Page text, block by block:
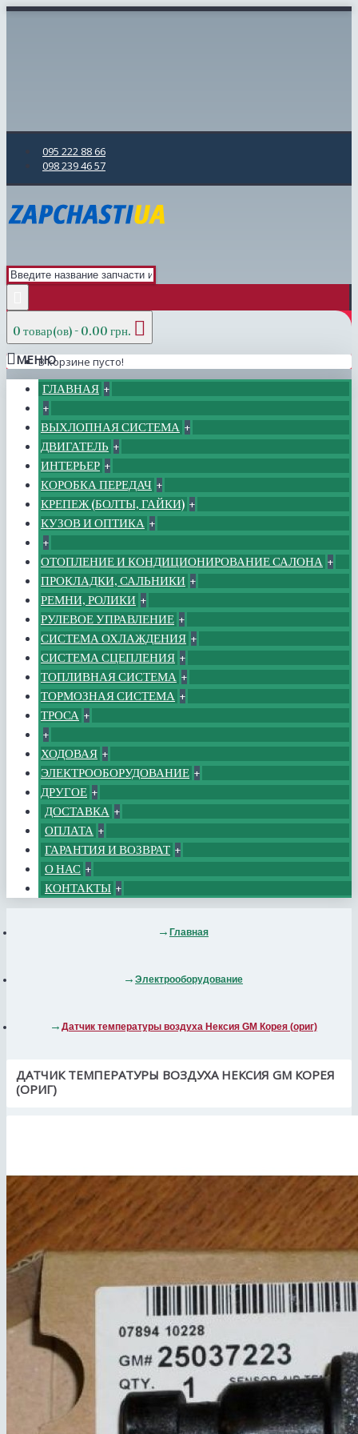
095 222 88 66
098 239 46 57
0 товар(ов) - 0.00 грн.
В корзине пусто!
МЕНЮ
ГЛАВНАЯ +
+
ВЫХЛОПНАЯ СИСТЕМА +
ДВИГАТЕЛЬ +
ИНТЕРЬЕР +
КОРОБКА ПЕРЕДАЧ +
КРЕПЕЖ (БОЛТЫ, ГАЙКИ) +
КУЗОВ И ОПТИКА +
+
ОТОПЛЕНИЕ И КОНДИЦИОНИРОВАНИЕ САЛОНА +
ПРОКЛАДКИ, САЛЬНИКИ +
РЕМНИ, РОЛИКИ +
РУЛЕВОЕ УПРАВЛЕНИЕ +
СИСТЕМА ОХЛАЖДЕНИЯ +
СИСТЕМА СЦЕПЛЕНИЯ +
ТОПЛИВНАЯ СИСТЕМА +
ТОРМОЗНАЯ СИСТЕМА +
ТРОСА +
+
ХОДОВАЯ +
ЭЛЕКТРООБОРУДОВАНИЕ +
ДРУГОЕ +
ДОСТАВКА +
ОПЛАТА +
ГАРАНТИЯ И ВОЗВРАТ +
О НАС +
КОНТАКТЫ +
Главная
Электрооборудование
Датчик температуры воздуха Нексия GM Корея (ориг)
ДАТЧИК ТЕМПЕРАТУРЫ ВОЗДУХА НЕКСИЯ GM КОРЕЯ
(ОРИГ)